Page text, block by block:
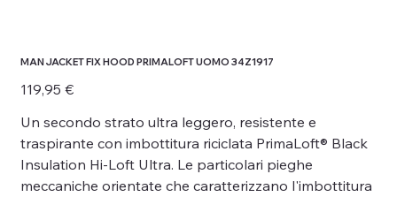
MAN JACKET FIX HOOD PRIMALOFT UOMO 34Z1917
Prezzo
119,95 €
Un secondo strato ultra leggero, resistente e
traspirante con imbottitura riciclata PrimaLoft® Black
Insulation Hi-Loft Ultra. Le particolari pieghe
meccaniche orientate che caratterizzano l'imbottitura